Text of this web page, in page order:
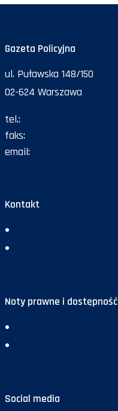
Gazeta Policyjna
ul. Puławska 148/150
02-624 Warszawa
tel.:
faks:
email:
Kontakt
Noty prawne i dostępność
Social media